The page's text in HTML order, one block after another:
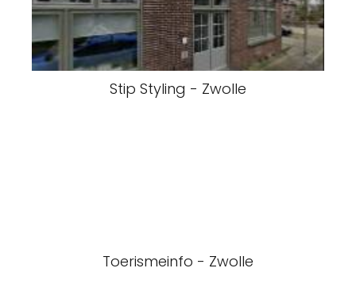
Stip Styling - Zwolle
Toerismeinfo - Zwolle